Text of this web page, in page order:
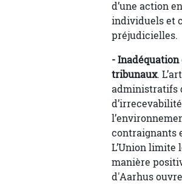
d’une action
individuels et
préjudicielles.
-
tribunaux.
administratifs
contraignants
L’Union limite
manière
d'Aarhus